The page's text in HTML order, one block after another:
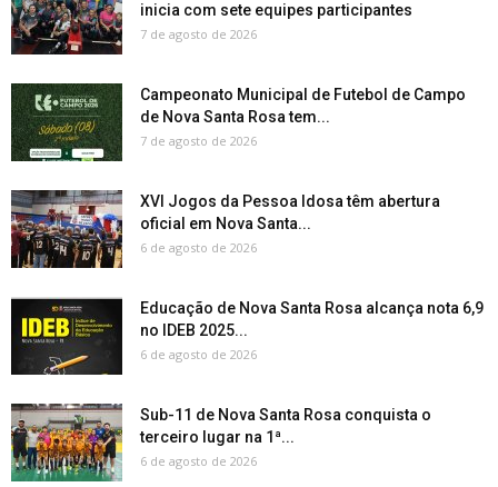
inicia com sete equipes participantes
7 de agosto de 2026
Campeonato Municipal de Futebol de Campo
de Nova Santa Rosa tem...
7 de agosto de 2026
XVI Jogos da Pessoa Idosa têm abertura
oficial em Nova Santa...
6 de agosto de 2026
Educação de Nova Santa Rosa alcança nota 6,9
no IDEB 2025...
6 de agosto de 2026
Sub-11 de Nova Santa Rosa conquista o
terceiro lugar na 1ª...
6 de agosto de 2026